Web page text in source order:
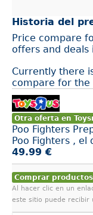
Historia del
Price compare
offers and deals
Currently there
compare for the
Otra oferta en
Poo Fighters
Poo Fighters , el
49.99 €
Comprar
Al hacer clic en un
este sitio puede recibir